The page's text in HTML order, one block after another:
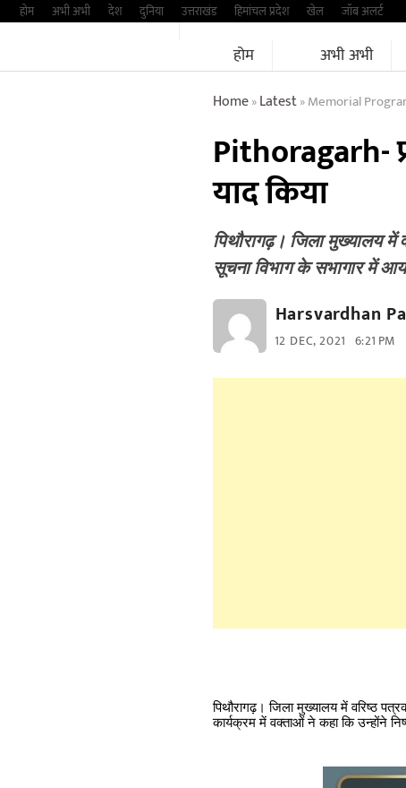
Skipहोम अभी अभी देश दुनिया उत्तराखंड हिमांचल प्रदेश खेल जॉब अलर्ट
होम अभी अभी
Home»Latest»Memorial
Pithoragarh-
याद किया
पिथौरागढ़। जिला मुख्यालय में
सूचना विभाग के सभागार में
Harsvardhan
12 DEC, 2021 6:21 PM
पिथौरागढ़। जिला मुख्यालय में वरिष्ठ
कार्यक्रम में वक्ताओं ने कहा कि उन्होंने